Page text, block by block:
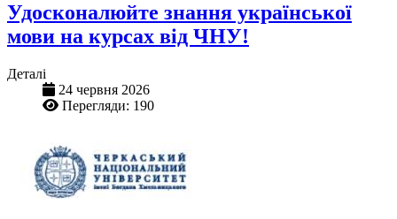
Удосконалюйте знання української
мови на курсах від ЧНУ!
Деталі
24 червня 2026
Перегляди: 190